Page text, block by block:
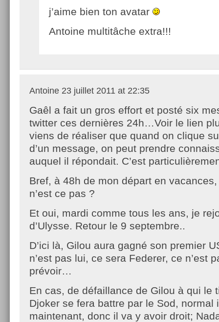
j’aime bien ton avatar
Antoine multitâche extra!!!
Antoine 23 juillet 2011 at 22:35
Gaêl a fait un gros effort et posté six
twitter ces dernières 24h…Voir le lien
viens de réaliser que quand on clique
d’un message, on peut prendre
auquel il répondait. C’est
Bref, à 48h de mon départ en
n’est ce pas ?
Et oui, mardi comme tous les ans, je
d’Ulysse. Retour le 9 septembre..
D’ici là, Gilou aura gagné son premier
n’est pas lui, ce sera Federer, ce n’est
prévoir…
En cas, de défaillance de Gilou à qui le
Djoker se fera battre par le Sod, normal
maintenant, donc il va y avoir droit;